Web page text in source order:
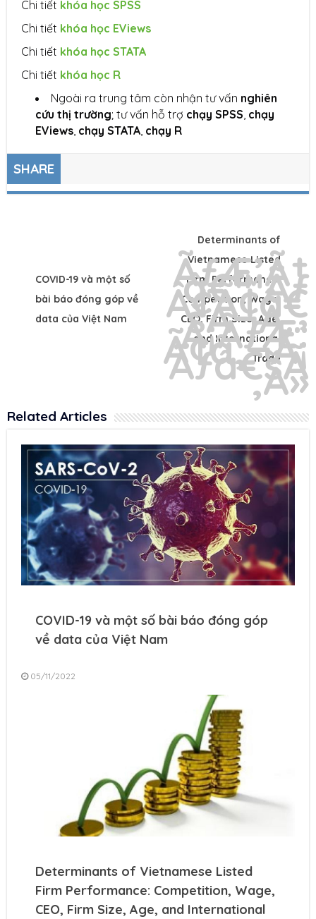
Chi tiết khóa học SPSS
Chi tiết khóa học EViews
Chi tiết khóa học STATA
Chi tiết khóa học R
Ngoài ra trung tâm còn nhận tư vấn nghiên
cứu thị trường; tư vấn hỗ trợ chạy SPSS chạy
EViews chạy STATA chạy R
SHARE
COVID-19 và một số
bài báo đóng góp về
data của Việt Nam
Determinants of
Vietnamese Listed
Firm Performance:
Competition, Wage,
CEO, Firm Size, Age,
and International
Trade
Related Articles
COVID-19 và một số bài báo đóng góp
về data của Việt Nam
05/11/2022
Determinants of Vietnamese Listed
Firm Performance: Competition, Wage,
CEO, Firm Size, Age, and International